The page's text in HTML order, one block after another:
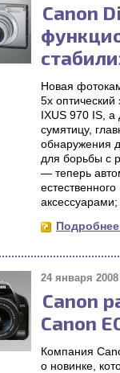
Canon
Новая
5х
IXUS 970 IS, а
сумятицу,
обнаружения
для борьбы с
— теперь
24 января 2008
Canon
Canon
Компания
о новинке,